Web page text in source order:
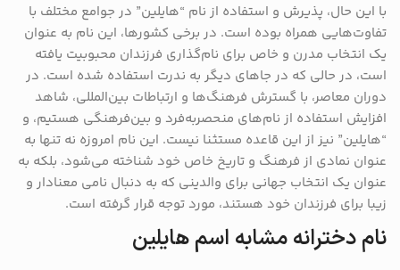
با این حال، پذیرش و استفاده از نام “هایلین” در جوامع مختلف با
تفاوت‌هایی همراه بوده است. در برخی کشورها، این نام به عنوان
یک انتخاب مدرن و خاص برای نام‌گذاری فرزندان محبوبیت یافته
است، در حالی که در جاهای دیگر به ندرت استفاده شده است. در
دوران معاصر، با گسترش فرهنگ‌ها و ارتباطات بین‌المللی، شاهد
افزایش استفاده از نام‌های منحصربه‌فرد و بین‌فرهنگی هستیم، و
“هایلین” نیز از این قاعده مستثنا نیست. این نام امروزه نه تنها به
عنوان نمادی از فرهنگ و تاریخ خاص خود شناخته می‌شود، بلکه به
عنوان یک انتخاب جهانی برای والدینی که به دنبال نامی معنادار و
زیبا برای فرزندان خود هستند، مورد توجه قرار گرفته است.
نام دخترانه مشابه اسم هایلین